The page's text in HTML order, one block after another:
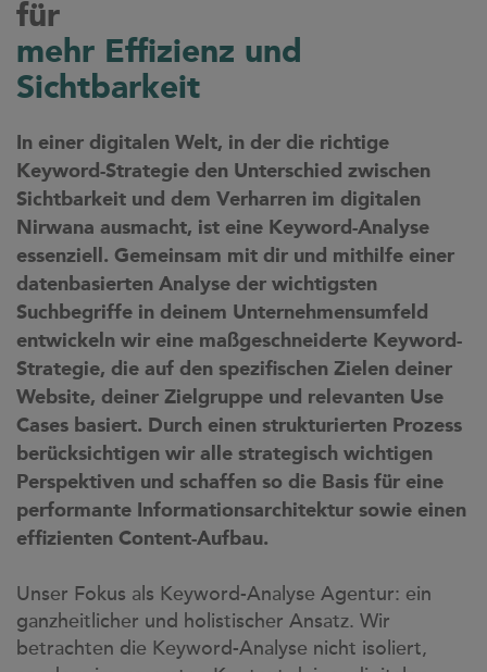
für
mehr Effizienz und
Sichtbarkeit
In einer digitalen Welt, in der die richtige
Keyword-Strategie den Unterschied zwischen
Sichtbarkeit und dem Verharren im digitalen
Nirwana ausmacht, ist eine Keyword-Analyse
essenziell. Gemeinsam mit dir und mithilfe einer
datenbasierten Analyse der wichtigsten
Suchbegriffe in deinem Unternehmensumfeld
entwickeln wir eine maßgeschneiderte Keyword-
Strategie, die auf den spezifischen Zielen deiner
Website, deiner Zielgruppe und relevanten Use
Cases basiert. Durch einen strukturierten Prozess
berücksichtigen wir alle strategisch wichtigen
Perspektiven und schaffen so die Basis für eine
performante Informationsarchitektur sowie einen
effizienten Content-Aufbau.
Unser Fokus als Keyword-Analyse Agentur: ein
ganzheitlicher und holistischer Ansatz. Wir
betrachten die Keyword-Analyse nicht isoliert,